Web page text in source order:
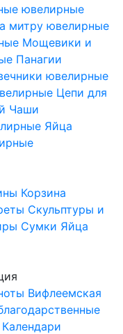
ювелирные
митру ювелирные
Мощевики и
Панагии
ювелирные
Цепи для
Чаши
Яйца
Корзина
Скульптуры и
Сумки Яйца
Вифлеемская
Календари